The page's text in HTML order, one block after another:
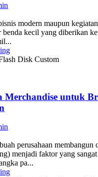
modern maupun
benda kecil yang diberikan
Merchandise untuk
perusahaan membangun
menjadi faktor yang
pa...